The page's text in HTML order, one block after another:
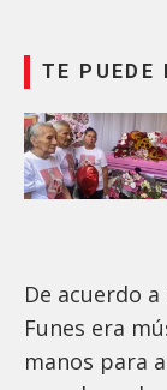
TE PUEDE
De acuerdo
Funes era
manos para